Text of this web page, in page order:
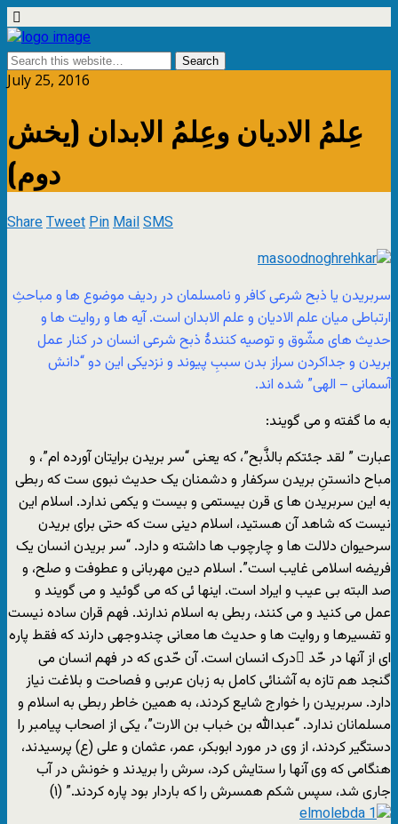
July 25, 2016
عِلمُ الادیان وعِلمُ الابدان (یخش
دوم)
ShareTweetPinMailSMS
سربریدن یا ذبح شرعی کافر و نامسلمان در ردیف موضوع ها و مباحثِ
ارتباطی میان علم الادیان و علم الابدان است. آیه ها و روایت ها و
حدیث های مشّوق و توصیه کنندۀ ذبح شرعی انسان در کنار عمل
بریدن و جداکردن سراز بدن سببِ پیوند و نزدیکی این دو “دانش
آسمانی – الهی” شده اند.
به ما گفته و می گویند:
عبارت ” لقد جئتکم بالذَّبح”، که یعنی “سر بریدن برایتان آورده ام”، و
مباح دانستنِ بریدن سرکفار و دشمنان یک حدیث نبوی ست که ربطی
به این سربریدن ها ی قرن بیستمی و بیست و یکمی ندارد. اسلام این
نیست که شاهد آن هستید، اسلام دینی ست که حتی برای بریدن
سرحیوان دلالت ها و چارچوب ها داشته و دارد. “سر بریدن انسان یک
فریضه اسلامی غایب است”. اسلام دین مهربانی و عطوفت و صلح، و
صد البته بی عیب و ایراد است. اینها ئی که می گوئید و می گویند و
عمل می کنید و می کنند، ربطی به اسلام ندارند. فهم قران ساده نیست
و تفسیرها و روایت ها و حدیث ها معانی چندوجهی دارند که فقط پاره
ای از آنها در حّد ِدرک انسان است. آن حّدی که در فهم انسان می
گنجد هم تازه به آشنائی کامل به زبان عربی و فصاحت و بلاغت نیاز
دارد. سربریدن را خوارج شایع کردند، به همین خاطر ربطی به اسلام و
مسلمانان ندارد. “عبدالله بن خباب بن الارت”، یکی از اصحاب پیامبر را
دستگیر کردند، از وی در مورد ابوبکر، عمر، عثمان و علی (ع) پرسیدند،
هنگامی که وی آنها را ستایش کرد، سرش را بریدند و خونش در آب
جاری شد، سپس شکم همسرش را که باردار بود پاره کردند.” (۱)